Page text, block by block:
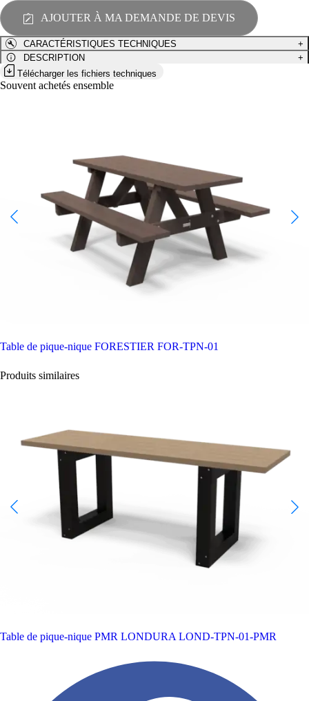
nique
FORESTIER
Edition
limitée
BE3238
AJOUTER À MA DEMANDE DE DEVIS
CARACTÉRISTIQUES TECHNIQUES
+
DESCRIPTION
+
Télécharger les fichiers techniques
Souvent achetés ensemble
Table de pique-nique FORESTIER FOR-TPN-01
Produits similaires
Table de pique-nique PMR LONDURA LOND-TPN-01-PMR